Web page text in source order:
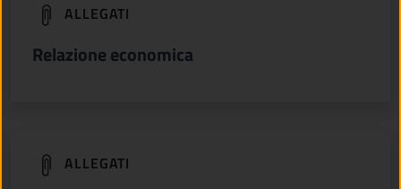
ALLEGATI
Relazione economica
(apre in un'altra scheda).
ALLEGATI
(apre in un'altra scheda).